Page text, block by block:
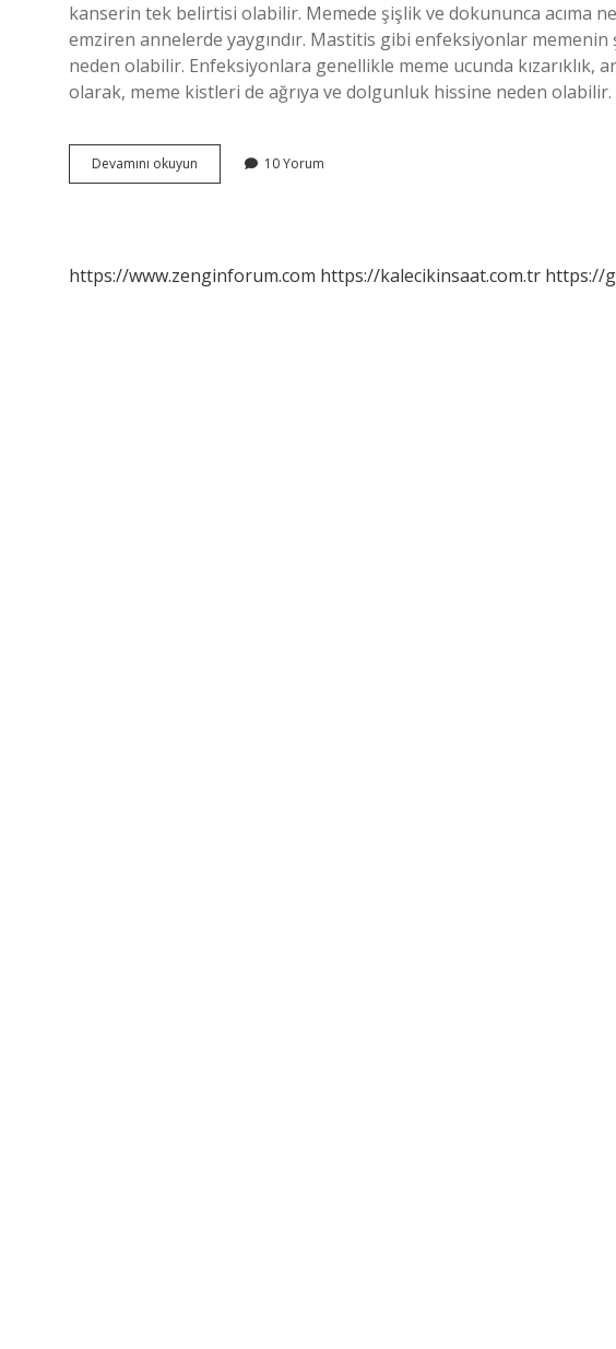
kanserin tek belirtisi olabilir. Memede şişlik ve dokununca acıma
emziren annelerde yaygındır. Mastitis gibi enfeksiyonlar memenin
neden olabilir. Enfeksiyonlara genellikle meme ucunda kızarıklık,
olarak, meme kistleri de ağrıya ve dolgunluk hissine neden olabilir.
Devamını okuyun Memede
Ağrı
10 Yorum
https://www.zenginforum.com https://kalecikinsaat.com.tr https://